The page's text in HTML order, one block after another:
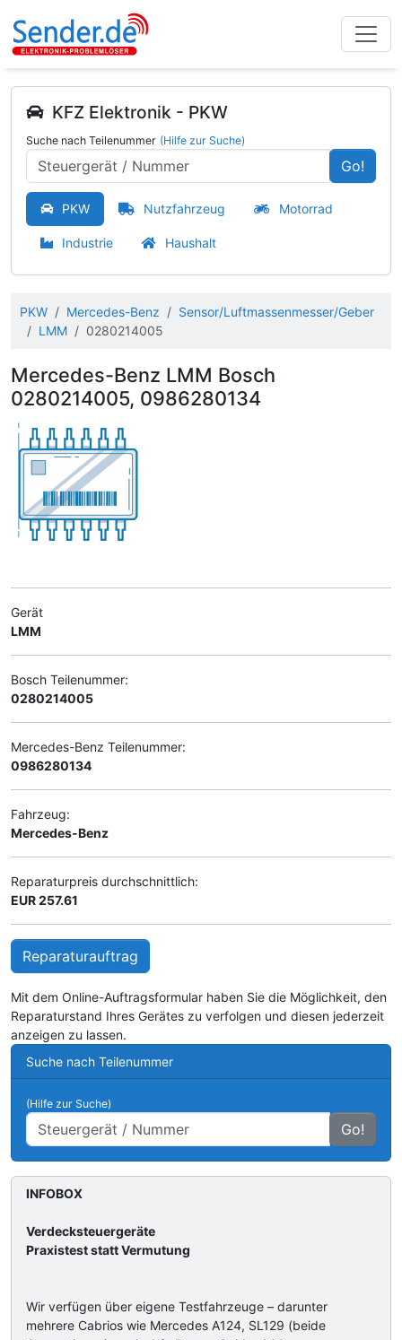
KFZ Elektronik - PKW
Suche nach Teilenummer (Hilfe zur Suche)
Go!
PKW Nutzfahrzeug Motorrad
Industrie Haushalt
PKW Mercedes-Benz
Sensor/Luftmassenmesser/Geber
LMM
0280214005
Mercedes-Benz LMM Bosch
0280214005, 0986280134
Gerät
LMM
Bosch Teilenummer:
0280214005
Mercedes-Benz Teilenummer:
0986280134
Fahrzeug:
Mercedes-Benz
Reparaturpreis durchschnittlich:
EUR 257.61
Reparaturauftrag
Mit dem Online-Auftragsformular haben Sie die Möglichkeit, den
Reparaturstand Ihres Gerätes zu verfolgen und diesen jederzeit
anzeigen zu lassen.
Suche nach Teilenummer
(Hilfe zur Suche)
Go!
INFOBOX
Verdecksteuergeräte
Praxistest statt Vermutung
Wir verfügen über eigene Testfahrzeuge – darunter
mehrere Cabrios wie Mercedes A124, SL129 (beide